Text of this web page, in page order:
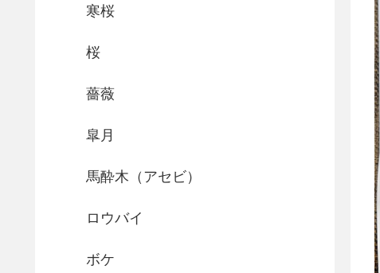
寒桜
桜
薔薇
皐月
馬酔木（アセビ）
ロウバイ
ボケ